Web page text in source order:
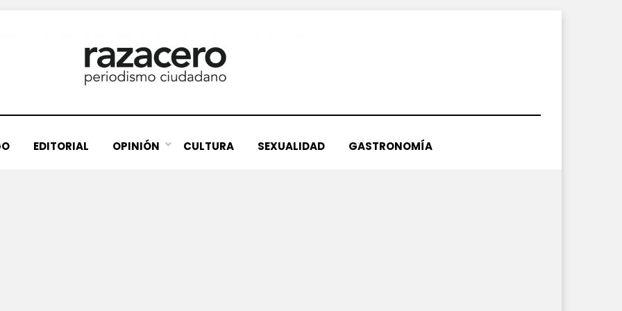
EDITORIAL OPINIÓN CULTURA SEXUALIDAD GASTRONOMÍA